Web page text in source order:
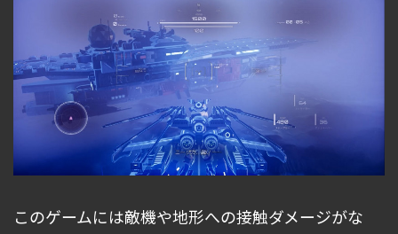
このゲームには敵機や地形への接触ダメージがな